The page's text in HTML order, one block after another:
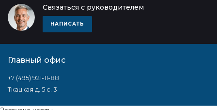
Связаться с руководителем
НАПИСАТЬ
Главный офис
+7 (495) 921-11-88
Ткацкая д. 5 с. 3